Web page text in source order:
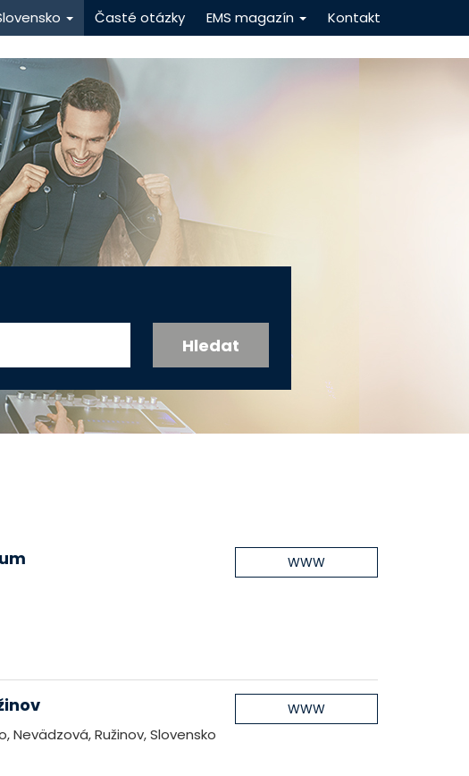
Časté otázky EMS magazín Kontakt
WWW
Nevädzová, Ružinov, Slovensko
WWW